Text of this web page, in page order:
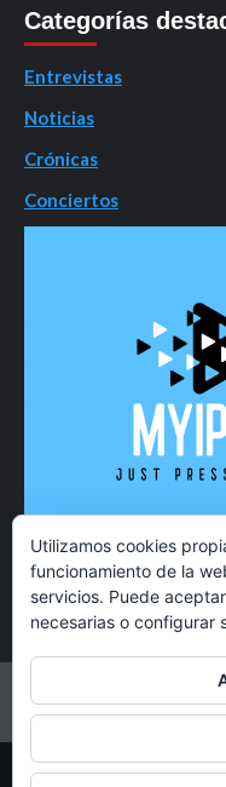
Categorías
Entrevistas
Noticias
Crónicas
Conciertos
Copyright 2021
Utilizamos cookies
funcionamiento de la
servicios. Puede
necesarias o configurar